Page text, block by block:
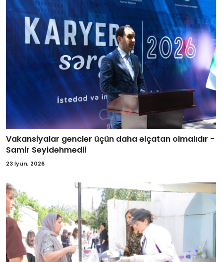
Vakansiyalar gənclər üçün daha əlçatan olmalıdır -
Samir Seyidəhmədli
23 İyun, 2026